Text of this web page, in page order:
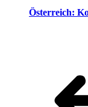
Österreich: